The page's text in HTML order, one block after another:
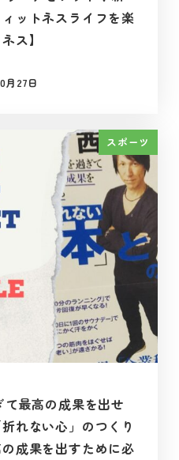
ットネスライフを楽
ス】
月27日
スポーツ
最高の成果を出せ
れない心」のつくり
成果を出すために必